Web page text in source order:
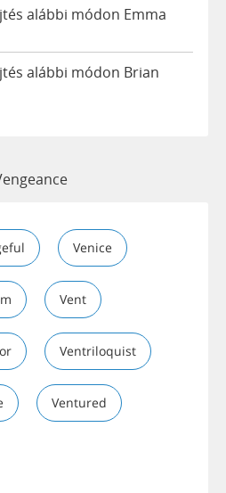
alábbi módon Emma
alábbi módon Brian
Venice
Vent
Ventriloquist
Ventured